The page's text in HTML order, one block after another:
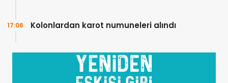
Kolonlardan karot numuneleri alındı
17:06